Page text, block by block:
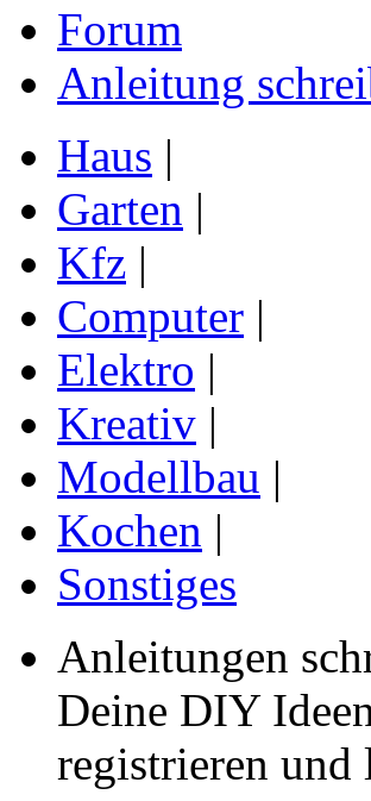
Forum
Anleitung
Haus |
Garten |
Kfz |
Computer |
Elektro |
Kreativ |
Modellbau |
Kochen |
Sonstiges
Anleitungen
Deine DIY
registrieren und